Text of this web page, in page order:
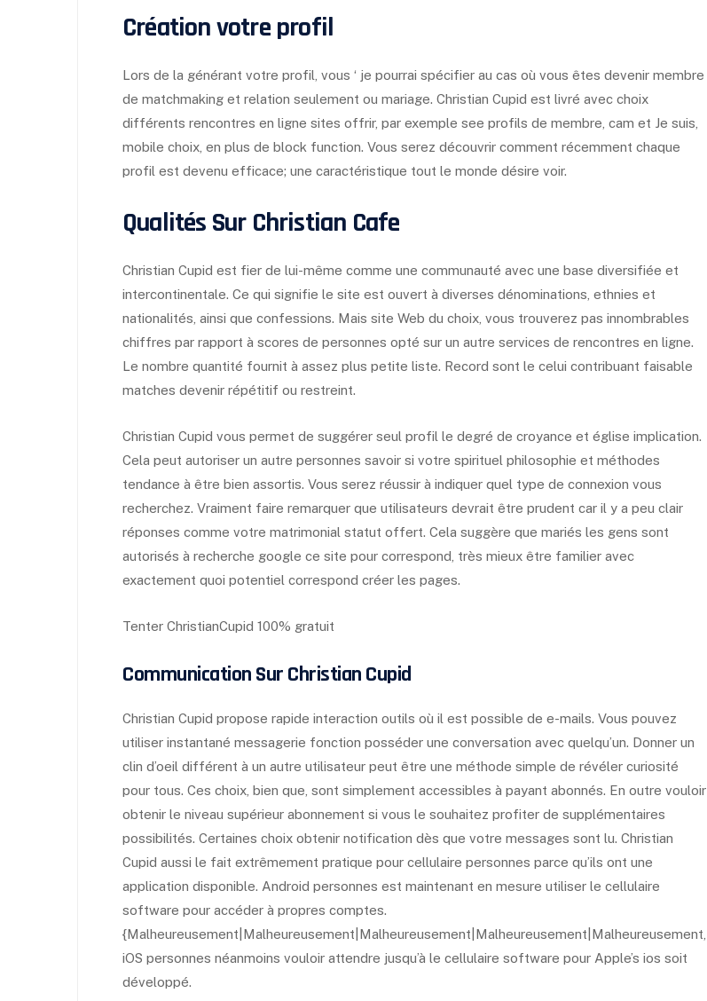
Création votre profil
Lors de la générant votre profil, vous ‘ je pourrai spécifier au cas où vous êtes devenir membre
de matchmaking et relation seulement ou mariage. Christian Cupid est livré avec choix
différents rencontres en ligne sites offrir, par exemple see profils de membre, cam et Je suis,
mobile choix, en plus de block function. Vous serez découvrir comment récemment chaque
profil est devenu efficace; une caractéristique tout le monde désire voir.
Qualités Sur Christian Cafe
Christian Cupid est fier de lui-même comme une communauté avec une base diversifiée et
intercontinentale. Ce qui signifie le site est ouvert à diverses dénominations, ethnies et
nationalités, ainsi que confessions. Mais site Web du choix, vous trouverez pas innombrables
chiffres par rapport à scores de personnes opté sur un autre services de rencontres en ligne.
Le nombre quantité fournit à assez plus petite liste. Record sont le celui contribuant faisable
matches devenir répétitif ou restreint.
Christian Cupid vous permet de suggérer seul profil le degré de croyance et église implication.
Cela peut autoriser un autre personnes savoir si votre spirituel philosophie et méthodes
tendance à être bien assortis. Vous serez réussir à indiquer quel type de connexion vous
recherchez. Vraiment faire remarquer que utilisateurs devrait être prudent car il y a peu clair
réponses comme votre matrimonial statut offert. Cela suggère que mariés les gens sont
autorisés à recherche google ce site pour correspond, très mieux être familier avec
exactement quoi potentiel correspond créer les pages.
Tenter ChristianCupid 100% gratuit
Communication Sur Christian Cupid
Christian Cupid propose rapide interaction outils où il est possible de e-mails. Vous pouvez
utiliser instantané messagerie fonction posséder une conversation avec quelqu’un. Donner un
clin d’oeil différent à un autre utilisateur peut être une méthode simple de révéler curiosité
pour tous. Ces choix, bien que, sont simplement accessibles à payant abonnés. En outre vouloir
obtenir le niveau supérieur abonnement si vous le souhaitez profiter de supplémentaires
possibilités. Certaines choix obtenir notification dès que votre messages sont lu. Christian
Cupid aussi le fait extrêmement pratique pour cellulaire personnes parce qu’ils ont une
application disponible. Android personnes est maintenant en mesure utiliser le cellulaire
software pour accéder à propres comptes.
{Malheureusement|Malheureusement|Malheureusement|Malheureusement|Malheureusement,
iOS personnes néanmoins vouloir attendre jusqu’à le cellulaire software pour Apple’s ios soit
développé.